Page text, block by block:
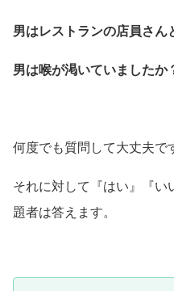
男はレストランの店員さん
男は喉が渇いていましたか
何度でも質問して大丈夫で
それに対して『はい』『い
題者は答えます。